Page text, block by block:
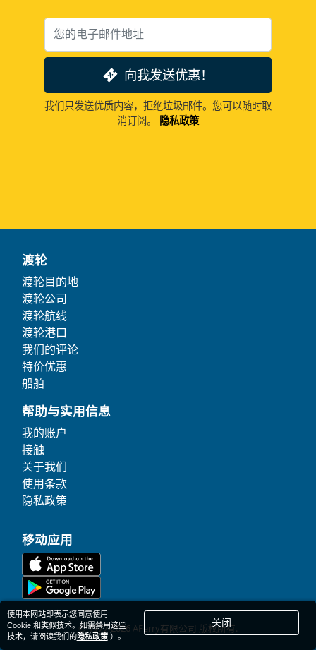
向我发送优惠！
我们只发送优质内容，拒绝垃圾邮件。您可以随时取
消订阅。
隐私政策
渡轮
渡轮目的地
渡轮公司
渡轮航线
渡轮港口
我们的评论
特价优惠
船舶
帮助与实用信息
我的账户
接触
关于我们
使用条款
隐私政策
移动应用
© 1977-2026 AFerry有限公司 版权所有.
使用本网站即表示您同意使用
Cookie 和类似技术。如需禁用这些
技术，请阅读我们的隐私政策）。
关闭